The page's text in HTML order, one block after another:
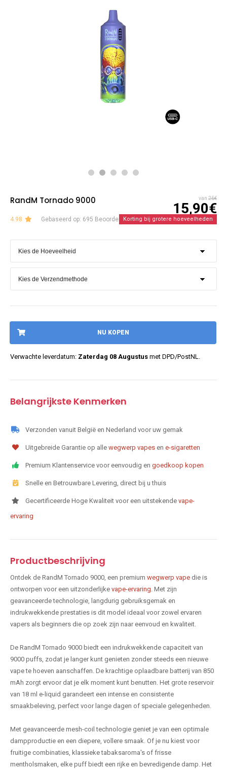
RandM Tornado 9000 van 26€
15,90€
4.98 Gebaseerd op: 695 BeoordelingenKorting bij grotere hoeveelheden
NU KOPEN
Verwachte leverdatum: Zaterdag 08 Augustus met DPD/PostNL.
Belangrijkste Kenmerken
Verzonden vanuit België en Nederland voor uw gemak
Uitgebreide Garantie op alle wegwerp vapes en e-sigaretten
Premium Klantenservice voor eenvoudig en goedkoop kopen
Snelle en Betrouwbare Levering, direct bij u thuis
Gecertificeerde Hoge Kwaliteit voor een uitstekende vape-
ervaring
Productbeschrijving
Ontdek de RandM Tornado 9000, een premium wegwerp vape die is
ontworpen voor een uitzonderlijke vape-ervaring . Met zijn
geavanceerde technologie, langdurig gebruiksgemak en
indrukwekkende prestaties is dit model ideaal voor zowel ervaren
vapers als beginners die op zoek zijn naar eenvoud en kwaliteit.
De RandM Tornado 9000 biedt een indrukwekkende capaciteit van
9000 puffs, zodat je langer kunt genieten zonder steeds een nieuwe
vape te hoeven aanschaffen. De krachtige oplaadbare batterij van 850
mAh zorgt ervoor dat je elk moment kunt benutten. Het grote reservoir
van 18 ml e-liquid garandeert een intense en consistente
smaakbeleving, perfect voor lange dagen of speciale gelegenheden.
Met geavanceerde mesh-coil technologie geniet je van een optimale
dampproductie en een diepere, vollere smaak. Of je nu kiest voor
fruitige combinaties, klassieke tabaksaroma's of frisse
mentholsmaken, elke puff biedt een rijke en bevredigende damp. Het